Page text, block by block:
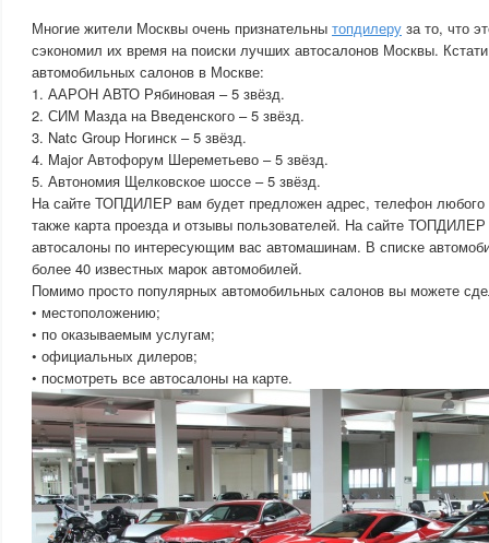
Многие жители Москвы очень признательны топдилеру за то, что
сэкономил их время на поиски лучших автосалонов Москвы.
автомобильных салонов в Москве:
1. ААРОН АВТО Рябиновая – 5 звёзд.
2. СИМ Mазда на Введенского – 5 звёзд.
3. Natc Group Ногинск – 5 звёзд.
4. Major Автофорум Шереметьево – 5 звёзд.
5. Автономия Щелковское шоссе – 5 звёзд.
На сайте ТОПДИЛЕР вам будет предложен адрес, телефон любого
также карта проезда и отзывы пользователей. На сайте ТОПДИЛЕР
автосалоны по интересующим вас автомашинам. В списке
более 40 известных марок автомобилей.
Помимо просто популярных автомобильных салонов вы можете
• местоположению;
• по оказываемым услугам;
• официальных дилеров;
• посмотреть все автосалоны на карте.